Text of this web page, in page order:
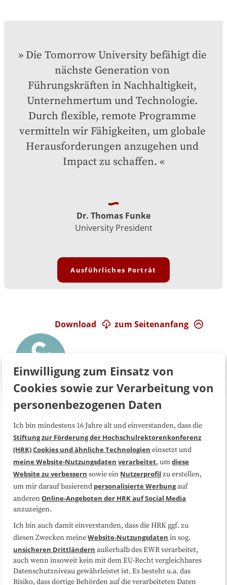
Die Tomorrow University befähigt die
nächste Generation von
Führungskräften in Nachhaltigkeit,
Unternehmertum und Technologie.
Durch flexible, remote Programme
vermitteln wir Fähigkeiten, um globale
Herausforderungen anzugehen und
Impact zu schaffen.
Dr. Thomas Funke
University President
Ausführliches Porträt
zum Seitenanfang
Download
Über uns FAQ
Medienarbeit Kooperationen
Datenschutzerklärung Impressum
Sitemap
Folgen Sie uns
Einwilligung zum Einsatz von
Cookies sowie zur Verarbeitung von
personenbezogenen Daten
Ich bin mindestens 16 Jahre alt und einverstanden, dass die
Stiftung zur Förderung der Hochschulrektorenkonferenz
(HRK)Cookies und ähnliche Technologien einsetzt und
meine Website-Nutzungsdaten verarbeitet, umdiese
Website zu verbessern sowie ein Nutzerprofil zu erstellen,
um mir darauf basierend personalisierte Werbungauf
anderenOnline-Angeboten der HRK auf Social Media
anzuzeigen.
Ich bin auch damit einverstanden, dass die HRK ggf. zu
diesen Zwecken meineWebsite-Nutzungsdaten in sog.
unsicheren Drittländern außerhalb des EWR verarbeitet,
auch wenn insoweit kein mit dem EU-Recht vergleichbares
Datenschutzniveau gewährleistet ist. Es besteht u.a. das
Risiko, dass dortige Behörden auf die verarbeiteten Daten